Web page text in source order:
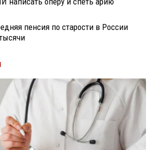
пенсия по старости в России